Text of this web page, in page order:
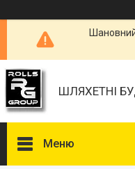
ШЛЯХЕТНІ
Меню